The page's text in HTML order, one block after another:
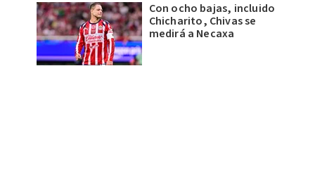
Con ocho bajas, incluido
Chicharito, Chivas se
medirá a Necaxa